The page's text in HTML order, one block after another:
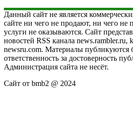
Данный сайт не является
сайте ни чего не продают, ни чего не
услуги не оказываются. Сайт
новостей RSS канала news.rambler.ru,
newsru.com. Материалы публикуются
ответственность за достоверность
Администрация сайта не несёт.
Сайт от bmb2 @ 2024